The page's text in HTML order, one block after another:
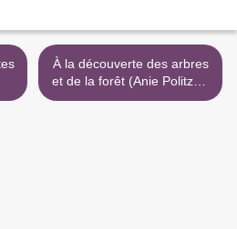
À la découverte des arbres
et de la forêt (Anie Politzer)
>